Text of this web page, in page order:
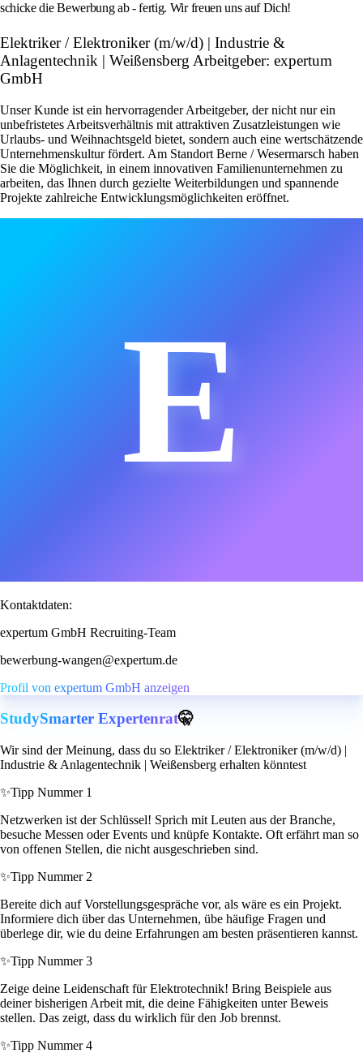
schicke die Bewerbung ab - fertig. Wir freuen uns auf Dich!
Elektriker / Elektroniker (m/w/d) | Industrie &
Anlagentechnik | Weißensberg Arbeitgeber: expertum
GmbH
Unser Kunde ist ein hervorragender Arbeitgeber, der nicht nur ein
unbefristetes Arbeitsverhältnis mit attraktiven Zusatzleistungen wie
Urlaubs- und Weihnachtsgeld bietet, sondern auch eine wertschätzende
Unternehmenskultur fördert. Am Standort Berne / Wesermarsch haben
Sie die Möglichkeit, in einem innovativen Familienunternehmen zu
arbeiten, das Ihnen durch gezielte Weiterbildungen und spannende
Projekte zahlreiche Entwicklungsmöglichkeiten eröffnet.
E
Kontaktdaten:
expertum GmbH Recruiting-Team
bewerbung-wangen@expertum.de
Profil von expertum GmbH anzeigen
StudySmarter Expertenrat🤫
Wir sind der Meinung, dass du so Elektriker / Elektroniker (m/w/d) |
Industrie & Anlagentechnik | Weißensberg erhalten könntest
✨Tipp Nummer 1
Netzwerken ist der Schlüssel! Sprich mit Leuten aus der Branche,
besuche Messen oder Events und knüpfe Kontakte. Oft erfährt man so
von offenen Stellen, die nicht ausgeschrieben sind.
✨Tipp Nummer 2
Bereite dich auf Vorstellungsgespräche vor, als wäre es ein Projekt.
Informiere dich über das Unternehmen, übe häufige Fragen und
überlege dir, wie du deine Erfahrungen am besten präsentieren kannst.
✨Tipp Nummer 3
Zeige deine Leidenschaft für Elektrotechnik! Bring Beispiele aus
deiner bisherigen Arbeit mit, die deine Fähigkeiten unter Beweis
stellen. Das zeigt, dass du wirklich für den Job brennst.
✨Tipp Nummer 4